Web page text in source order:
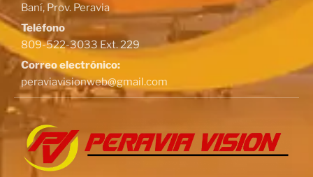
Baní, Prov. Peravia
Teléfono
809-522-3033 Ext. 229
Correo electrónico:
peraviavisionweb@gmail.com